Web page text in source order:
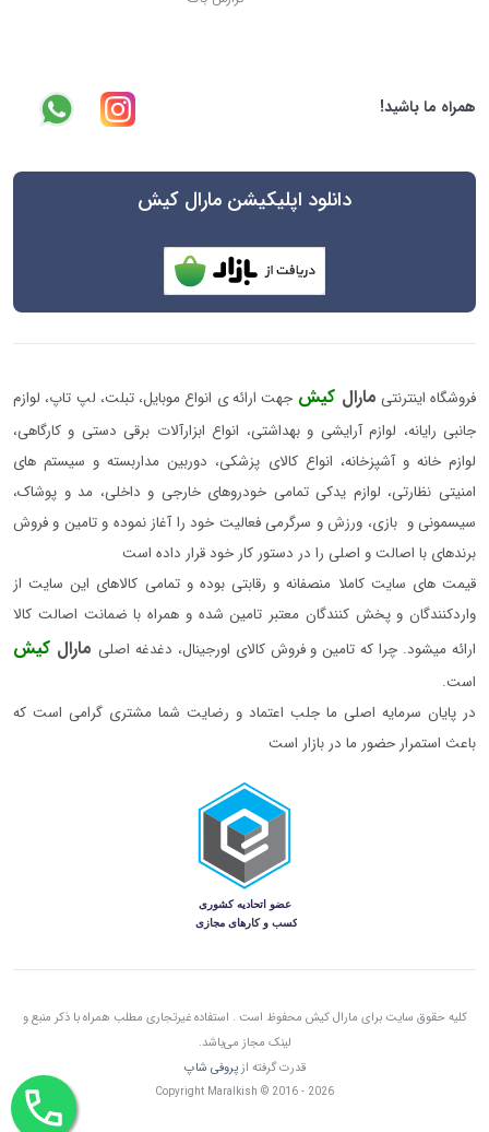
همراه ما باشید!
دانلود اپلیکیشن مارال کیش
فروشگاه اینترنتی مارال کیش جهت ارائه ی انواع موبایل، تبلت، لپ تاپ، لوازم
جانبی رایانه، لوازم آرایشی و بهداشتی، انواع ابزارآلات برقی دستی و کارگاهی،
لوازم خانه و آشپزخانه، انواع کالای پزشکی، دوربین مداربسته و سیستم های
امنیتی نظارتی، لوازم یدکی تمامی خودروهای خارجی و داخلی، مد و پوشاک،
سیسمونی و بازی، ورزش و سرگرمی فعالیت خود را آغاز نموده و تامین و فروش
برندهای با اصالت و اصلی را در دستور کار خود قرار داده است
قیمت های سایت کاملا منصفانه و رقابتی بوده و تمامی کالاهای این سایت از
واردکنندگان و پخش کنندگان معتبر تامین شده و همراه با ضمانت اصالت کالا
ارائه میشود. چرا که تامین و فروش کالای اورجینال، دغدغه اصلی مارال کیش
است.
در پایان سرمایه اصلی ما جلب اعتماد و رضایت شما مشتری گرامی است که
باعث استمرار حضور ما در بازار است
کلیه حقوق سایت برای مارال کیش محفوظ است . استفاده غیرتجاری مطلب همراه با ذکر منبع و
لینک مجاز می‌باشد.
قدرت گرفته ازپروفی شاپ
Copyright Maralkish © 2016 - 2026